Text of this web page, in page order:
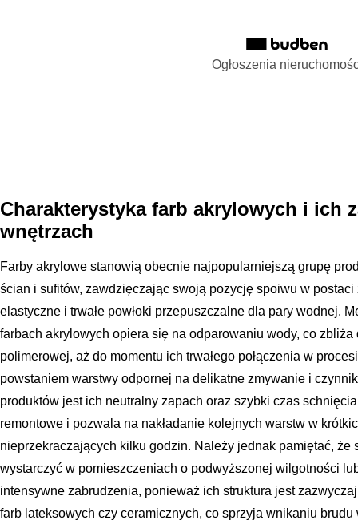
Ogłoszenia
Charakterystyka farb akrylowych i ich
wnętrzach
Farby akrylowe stanowią obecnie najpopularniejszą grupę
ścian i sufitów, zawdzięczając swoją pozycję spoiwu w
elastyczne i trwałe powłoki przepuszczalne dla pary wodnej.
farbach akrylowych opiera się na odparowaniu wody, co
polimerowej, aż do momentu ich trwałego połączenia w
powstaniem warstwy odpornej na delikatne zmywanie i
produktów jest ich neutralny zapach oraz szybki czas
remontowe i pozwala na nakładanie kolejnych warstw w
nieprzekraczających kilku godzin. Należy jednak pamiętać, że
wystarczyć w pomieszczeniach o podwyższonej wilgotności
intensywne zabrudzenia, ponieważ ich struktura jest
farb lateksowych czy ceramicznych, co sprzyja wnikaniu brudu